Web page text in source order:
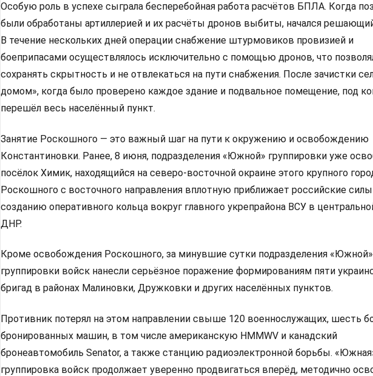
Особую роль в успехе сыграла бесперебойная работа расчётов БПЛА. Когда
были обработаны артиллерией и их расчёты дронов выбиты, начался
В течение нескольких дней операции снабжение штурмовиков провизией и
боеприпасами осуществлялось исключительно с помощью дронов, что
сохранять скрытность и не отвлекаться на пути снабжения. После зачистки
домом», когда было проверено каждое здание и подвальное помещение, под
перешёл весь населённый пункт.
Занятие Роскошного — это важный шаг на пути к окружению и освобождению
Константиновки. Ранее, 8 июня, подразделения «Южной» группировки уже
посёлок Химик, находящийся на северо-восточной окраине этого крупного
Роскошного с восточного направления вплотную приближает российские
созданию оперативного кольца вокруг главного укрепрайона ВСУ в
ДНР.
Кроме освобождения Роскошного, за минувшие сутки подразделения «Южной»
группировки войск нанесли серьёзное поражение формированиям пяти
бригад в районах Малиновки, Дружковки и других населённых пунктов.
Противник потерял на этом направлении свыше 120 военнослужащих, шесть
бронированных машин, в том числе американскую HMMWV и канадский
бронеавтомобиль Senator, а также станцию радиоэлектронной борьбы.
группировка войск продолжает уверенно продвигаться вперёд, методично